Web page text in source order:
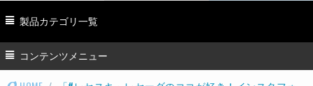
製品カテゴリ一覧
コンテンツメニュー